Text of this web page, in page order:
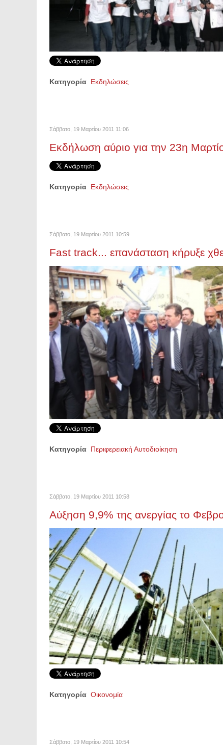
Κατηγορία Εκδηλώσεις
Σάββατο, 19 Μαρτίου 2011 11:06
Εκδήλωση αύριο για την 23η
Κατηγορία Εκδηλώσεις
Σάββατο, 19 Μαρτίου 2011 10:59
Fast track... επανάσταση κήρυξε
Κατηγορία Περιφερειακή Αυτοδιοίκηση
Σάββατο, 19 Μαρτίου 2011 10:58
Αύξηση 9,9% της ανεργίας το
Κατηγορία Οικονομία
Σάββατο, 19 Μαρτίου 2011 10:54